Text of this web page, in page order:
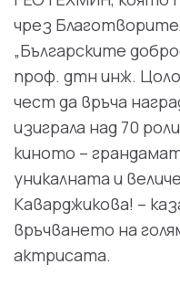
чрез
„Българските
проф. дтн инж.
чест да връча
изиграла над 70
киното –
уникалната и
Каварджикова! –
връчването на
актрисата.